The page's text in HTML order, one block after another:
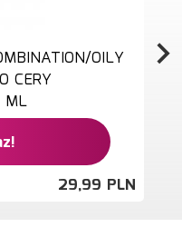
OILY
CERY
ML
29,99 PLN